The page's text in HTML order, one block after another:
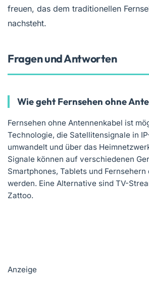
freuen, das dem traditionellen
nachsteht.
Fragen und Antworten
Wie geht Fernsehen ohne
Fernsehen ohne Antennenkabel ist
Technologie, die Satellitensignale in
umwandelt und über das
Signale können auf verschiedenen
Smartphones, Tablets und Fernsehern
werden. Eine Alternative sind TV-
Zattoo.
Anzeige